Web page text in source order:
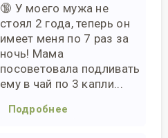
🔞 У моего мужа не
стоял 2 года, теперь он
имеет меня по 7 раз за
ночь! Мама
посоветовала подливать
ему в чай по 3 капли...
Подробнее